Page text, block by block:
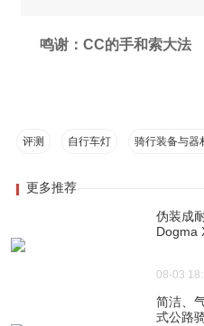
鸣谢：CC的手和索大法
评测 自行车灯 骑行装备与器
更多推荐
伪装成
Dogma
08-03
简洁、
式公路